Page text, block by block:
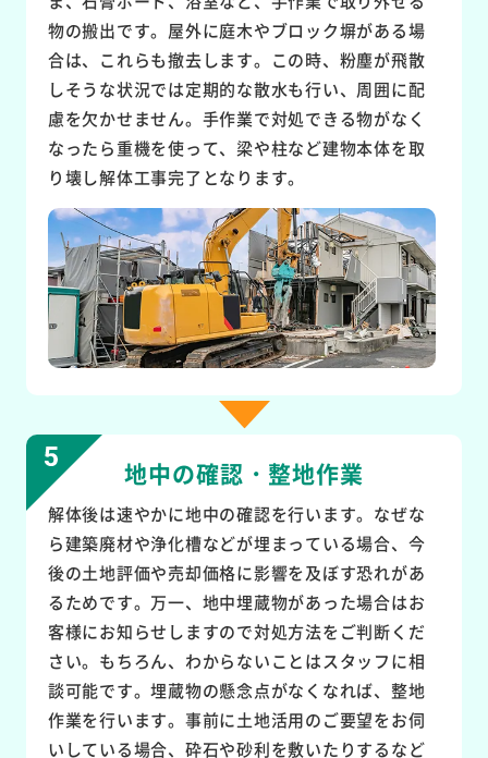
物の搬出です。屋外に庭木やブロック塀がある場
合は、これらも撤去します。この時、粉塵が飛散
しそうな状況では定期的な散水も行い、周囲に配
慮を欠かせません。手作業で対処できる物がなく
なったら重機を使って、梁や柱など建物本体を取
り壊し解体工事完了となります。
地中の確認・整地作業
解体後は速やかに地中の確認を行います。なぜな
ら建築廃材や浄化槽などが埋まっている場合、今
後の土地評価や売却価格に影響を及ぼす恐れがあ
るためです。万一、地中埋蔵物があった場合はお
客様にお知らせしますので対処方法をご判断くだ
さい。もちろん、わからないことはスタッフに相
談可能です。埋蔵物の懸念点がなくなれば、整地
作業を行います。事前に土地活用のご要望をお伺
いしている場合、砕石や砂利を敷いたりするなど